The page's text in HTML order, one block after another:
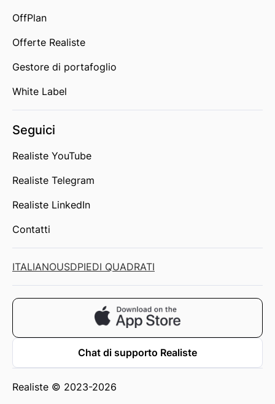
OffPlan
Offerte Realiste
Gestore di portafoglio
White Label
Seguici
Realiste YouTube
Realiste Telegram
Realiste LinkedIn
Contatti
ITALIANOUSDPIEDI QUADRATI
Chat di supporto Realiste
Realiste © 2023-2026